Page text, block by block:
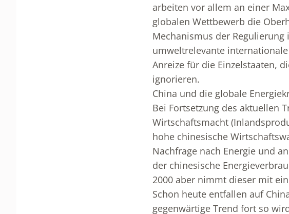
arbeiten vor allem an einer
globalen Wettbewerb die
Mechanismus der
umweltrelevante
Anreize für die Einzelstaaten,
ignorieren.
China und die globale
Bei Fortsetzung des aktuellen
Wirtschaftsmacht
hohe chinesische
Nachfrage nach Energie und
der chinesische
2000 aber nimmt dieser mit
Schon heute entfallen auf
gegenwärtige Trend fort so